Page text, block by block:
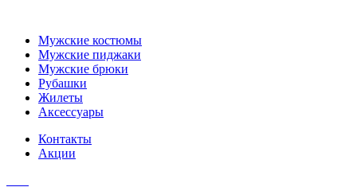
Мужские костюмы
Мужские пиджаки
Мужские брюки
Рубашки
Жилеты
Аксессуары
Контакты
Акции